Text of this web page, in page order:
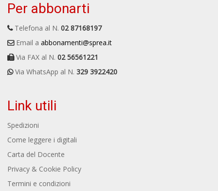
Per abbonarti
Telefona al N. 02 87168197
Email a abbonamenti@sprea.it
Via FAX al N. 02 56561221
Via WhatsApp al N. 329 3922420
Link utili
Spedizioni
Come leggere i digitali
Carta del Docente
Privacy & Cookie Policy
Termini e condizioni